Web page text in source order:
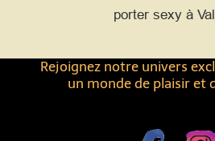
Rejoignez notre univers
un monde de plaisir et
porter sexy à